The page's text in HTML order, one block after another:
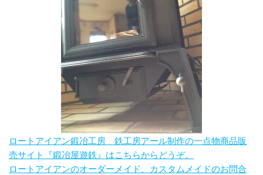
ロートアイアン鍛冶工房 鉄工房アール制作の一点物商品販
売サイト『鍛冶屋遊鉄』はこちらからどうぞ。
ロートアイアンのオーダーメイド、カスタムメイドのお問合